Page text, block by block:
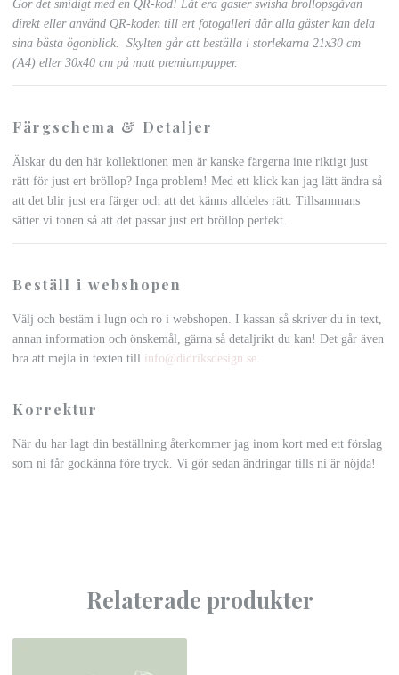
Gör det smidigt med en QR-kod! Låt era gäster swisha bröllopsgåvan
direkt eller använd QR-koden till ert fotogalleri där alla gäster kan dela
sina bästa ögonblick.
Skylten går att beställa i storlekarna 21x30 cm
(A4) eller 30x40 cm på matt premiumpapper.
Färgschema & Detaljer
Älskar du den här kollektionen men är kanske färgerna inte riktigt just
rätt för just ert bröllop? Inga problem! Med ett klick kan jag lätt ändra så
att det blir just era färger och att det känns alldeles rätt. Tillsammans
sätter vi tonen så att det passar just ert bröllop perfekt.
Beställ i webshopen
Välj och bestäm i lugn och ro i webshopen. I kassan så skriver du in text,
annan information och önskemål, gärna så detaljrikt du kan! Det går även
bra att mejla in texten till info@didriksdesign.se.
Korrektur
När du har lagt din beställning återkommer jag inom kort med ett förslag
som ni får godkänna före tryck. Vi gör sedan ändringar tills ni är nöjda!
Relaterade produkter